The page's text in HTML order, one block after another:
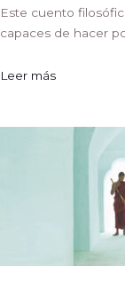
Este cuento
capaces de hacer
Leer más